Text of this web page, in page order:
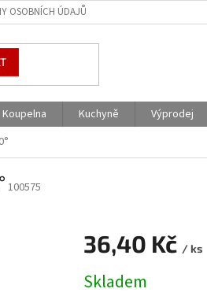
OSOBNÍCH ÚDAJŮ
Koupelna Kuchyně Výprodej
100575
36,40 Kč / ks
cena:
Skladem